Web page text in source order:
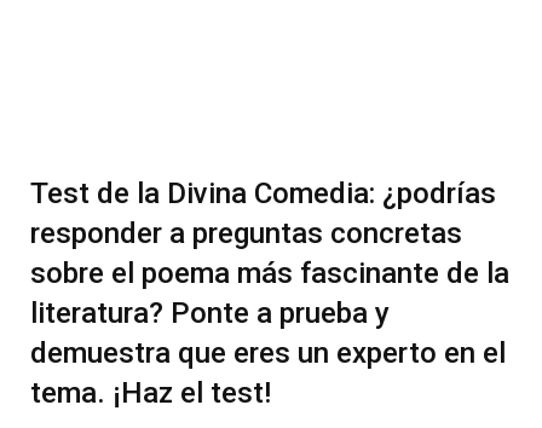
Test de la Divina Comedia: ¿podrías
responder a preguntas concretas
sobre el poema más fascinante de la
literatura? Ponte a prueba y
demuestra que eres un experto en el
tema. ¡Haz el test!